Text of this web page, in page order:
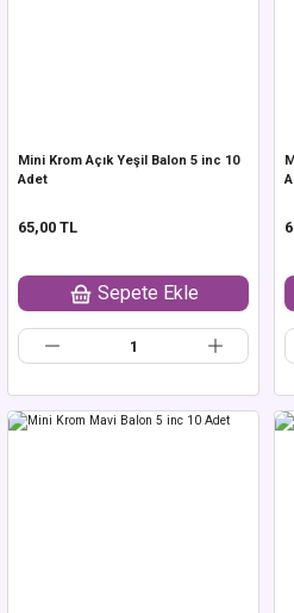
Mini Krom Açık Yeşil Balon 5 inc 10
Adet
65,00 TL
Sepete Ekle